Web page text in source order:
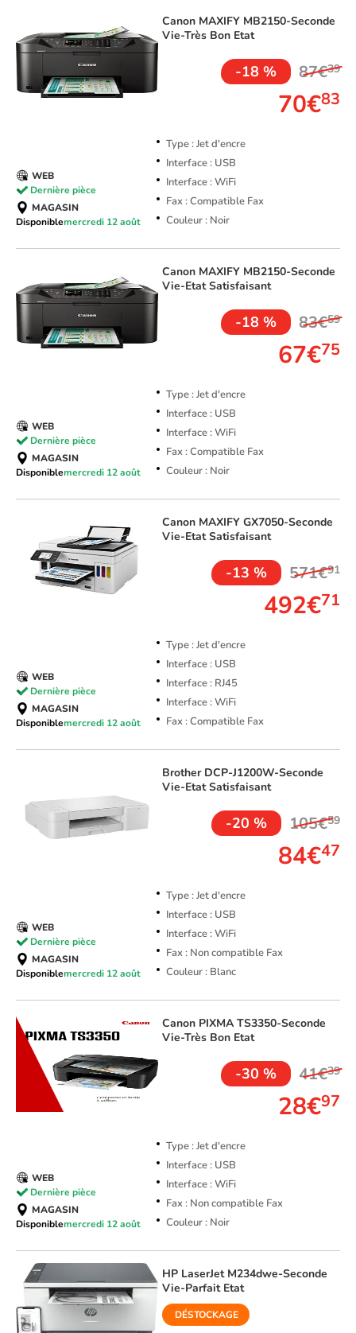
Canon MAXIFY MB2150-Seconde
Vie-Très Bon Etat
-18 % 87€39
70€83
Type : Jet d'encre
Interface : USB
Interface : WiFi
Fax : Compatible Fax
Couleur : Noir
WEB
Dernière pièce
MAGASIN
Disponiblemercredi 12 août
Canon MAXIFY MB2150-Seconde
Vie-Etat Satisfaisant
-18 % 83€59
67€75
Type : Jet d'encre
Interface : USB
Interface : WiFi
Fax : Compatible Fax
Couleur : Noir
WEB
Dernière pièce
MAGASIN
Disponiblemercredi 12 août
Canon MAXIFY GX7050-Seconde
Vie-Etat Satisfaisant
-13 % 571€91
492€71
Type : Jet d'encre
Interface : USB
Interface : RJ45
Interface : WiFi
Fax : Compatible Fax
WEB
Dernière pièce
MAGASIN
Disponiblemercredi 12 août
Brother DCP-J1200W-Seconde
Vie-Etat Satisfaisant
-20 % 105€59
84€47
Type : Jet d'encre
Interface : USB
Interface : WiFi
Fax : Non compatible Fax
Couleur : Blanc
WEB
Dernière pièce
MAGASIN
Disponiblemercredi 12 août
Canon PIXMA TS3350-Seconde
Vie-Très Bon Etat
-30 % 41€39
28€97
Type : Jet d'encre
Interface : USB
Interface : WiFi
Fax : Non compatible Fax
Couleur : Noir
WEB
Dernière pièce
MAGASIN
Disponiblemercredi 12 août
HP LaserJet M234dwe-Seconde
Vie-Parfait Etat
DÉSTOCKAGE